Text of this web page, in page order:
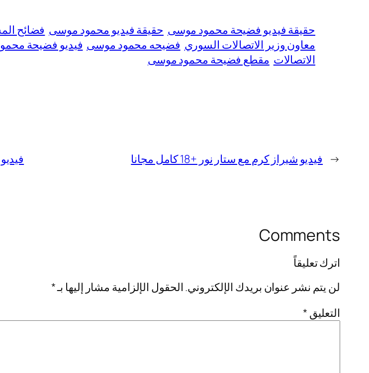
حقيقة فيديو فضيحة محمود موسى حقيقة فيديو محمود موسى فضائح
معاون وزير الاتصالات السوري فضيحه محمود موسى فيديو فضيحة
الاتصالات مقطع فضيحة محمود موسى
← فيديو شيراز كرم مع ستار نور +18 كامل مجانا فيديو
Comments
اترك تعليقاً
لن يتم نشر عنوان بريدك الإلكتروني. الحقول الإلزامية مشار إليها بـ*
التعليق *